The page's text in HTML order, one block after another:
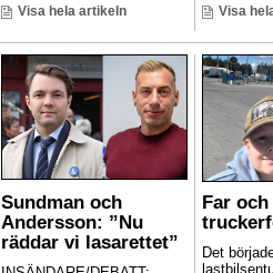
Visa hela artikeln Visa
Sundman och
Andersson: ”Nu
räddar vi lasarettet”
Far
Det